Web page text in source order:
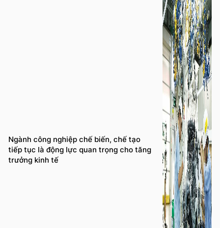
Ngành công nghiệp chế biến, chế tạo
tiếp tục là động lực quan trọng cho tăng
trưởng kinh tế